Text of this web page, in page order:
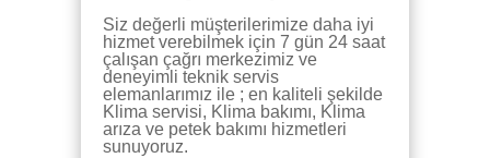
Siz değerli müşterilerimize daha iyi
hizmet verebilmek için 7 gün 24 saat
çalışan çağrı merkezimiz ve
deneyimli teknik servis
elemanlarımız ile ; en kaliteli şekilde
Klima servisi, Klima bakımı, Klima
arıza ve petek bakımı hizmetleri
sunuyoruz.